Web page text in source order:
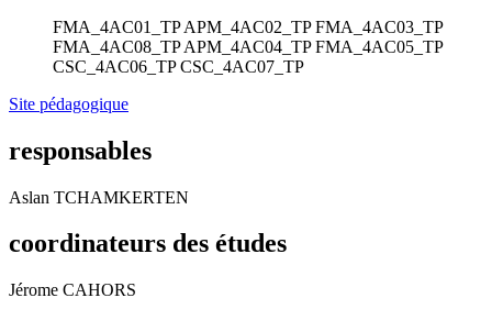
FMA_4AC01_TP APM_4AC02_TP FMA_4AC03_TP
FMA_4AC08_TP APM_4AC04_TP FMA_4AC05_TP
CSC_4AC06_TP CSC_4AC07_TP
Site pédagogique
responsables
Aslan TCHAMKERTEN
coordinateurs des études
Jérome CAHORS